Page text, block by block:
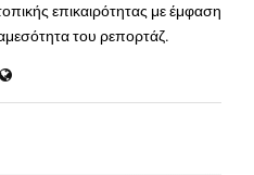
επικαιρότητας με έμφαση
του ρεπορτάζ.